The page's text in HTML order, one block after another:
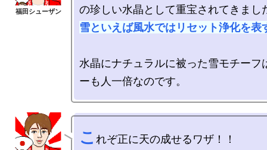
雪といえば風水ではリセット浄化を表
水晶にナチュラルに被った雪モチーフ
こ れぞ正に天の成せるワザ！！